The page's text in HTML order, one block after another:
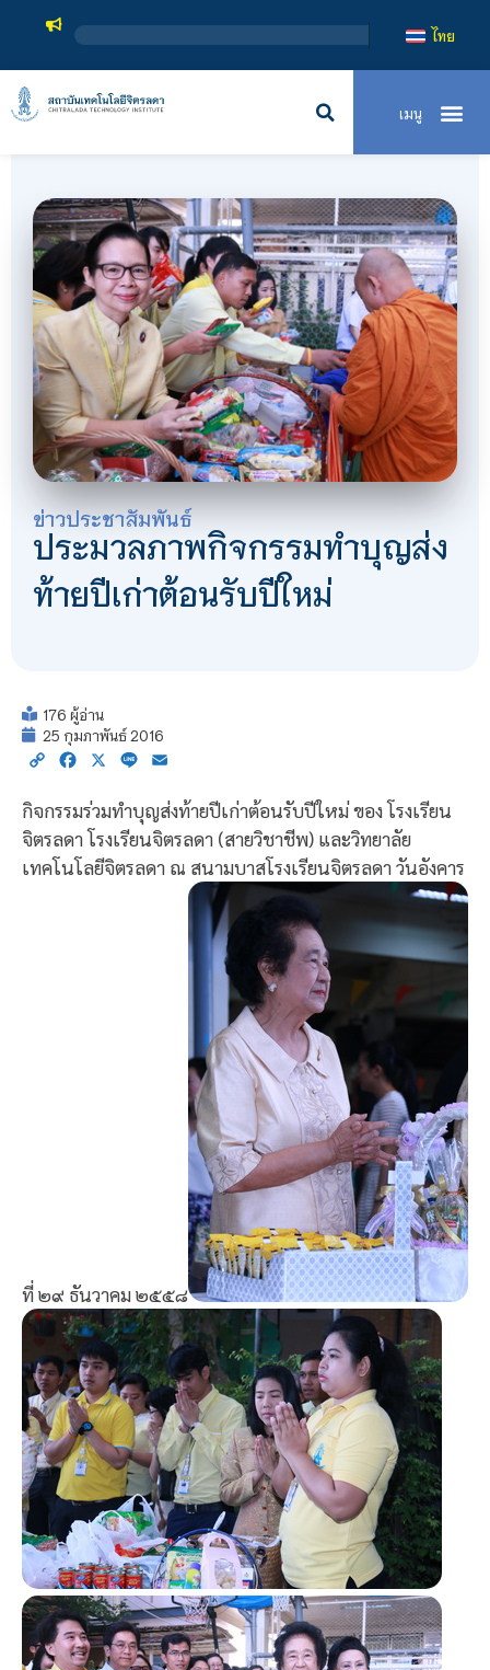
สถาบันเทคโนโลยีจิตรลดา เป็นสถา
ไทย
ข่าวประชาสัมพันธ์
ประมวลภาพกิจกรรมทำบุญส่ง
ท้ายปีเก่าต้อนรับปีใหม่
176 ผู้อ่าน
25 กุมภาพันธ์ 2016
Copy Facebook
X Line
กิจกรรมร่วมทำบุญส่งท้ายปีเก่าต้อนรับปีใหม่ ของ โรงเรียน
จิตรลดา โรงเรียนจิตรลดา (สายวิชาชีพ) และวิทยาลัย
เทคโนโลยีจิตรลดา ณ สนามบาสโรงเรียนจิตรลดา วันอังคาร
ที่ ๒๙ ธันวาคม ๒๕๕๘